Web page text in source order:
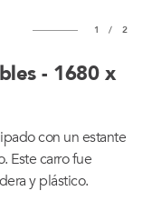
1 / 2
- 1680 x
con un estante
Este carro fue
y plástico.